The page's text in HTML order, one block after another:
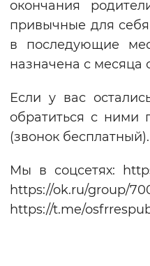
окончания
привычные для
в последующие
назначена с месяца
Если у вас
обратиться с ними
(звонок бесплатный).
Мы в соцсетях:
https://ok.ru/group/
https://t.me/